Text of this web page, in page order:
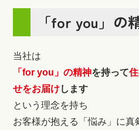
「for you」の
当社は
「for you」の精神を持って
せをお届けします
という理念を持ち
お客様が抱える「悩み」に